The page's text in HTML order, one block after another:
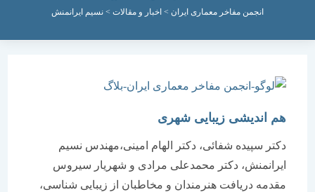
انجمن مفاخر معماری ایران > اخبار و مقالات>نسیم ایرانمنش
هم اندیشی زیبایی شهری
دکتر سپیده شفائی، دکتر الهام امینی،مهندس نسیم
ایرانمنش، دکتر محمدعلی مرادی و شهریار سیروس
مقدمه دریافت هنرمندان و مخاطبان از زیبایی شناسی،